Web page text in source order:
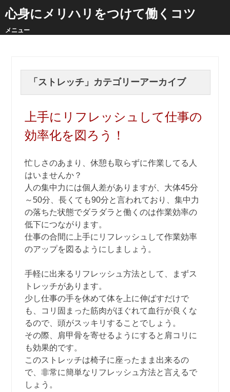
心身にメリハリをつけて働くコツ
メニュー
「 ストレッチ 」カテゴリーアーカイブ
上手にリフレッシュして仕事の
効率化を図ろう！
忙しさのあまり、休憩も取らずに作業してる人
はいませんか？
人の集中力には個人差がありますが、大体45分
～50分、長くても90分と言われており、集中力
の落ちた状態でダラダラと働くのは作業効率の
低下につながります。
仕事の合間に上手にリフレッシュして作業効率
のアップを図るようにしましょう。
手軽に出来るリフレッシュ方法として、まずス
トレッチがあります。
少し仕事の手を休めて体を上に伸ばすだけで
も、コリ固まった筋肉がほぐれて血行が良くな
るので、頭がスッキリすることでしょう。
その際、肩甲骨を寄せるようにすると肩コリに
も効果的です。
このストレッチは椅子に座ったまま出来るの
で、非常に簡単なリフレッシュ方法と言えるで
しょう。